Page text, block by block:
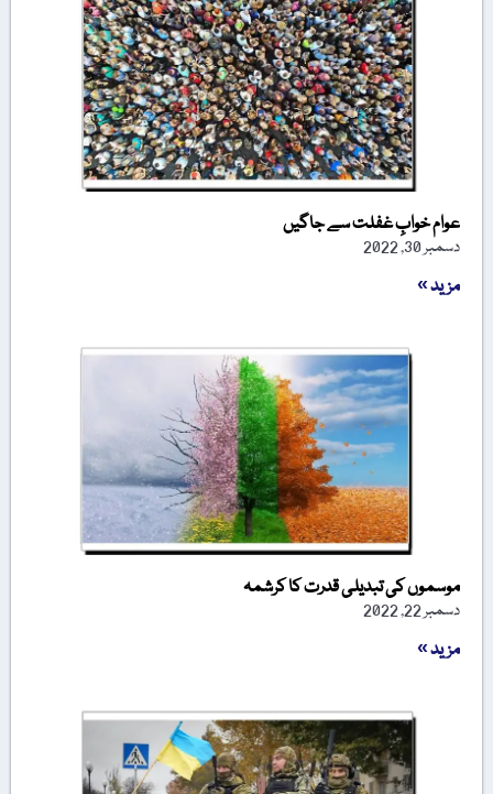
عوام خوابِ غفلت سے جاگیں
دسمبر 30, 2022
مزید »
موسموں کی تبدیلی قدرت کا کرشمہ
دسمبر 22, 2022
مزید »